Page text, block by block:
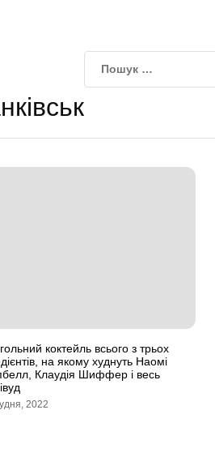
коктейль всього з трьох
на якому худнуть Наомі
Клаудія Шиффер і весь
2022